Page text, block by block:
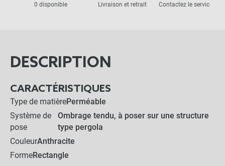
0 disponible Livraison et retrait Contactez le service
DESCRIPTION
CARACTÉRISTIQUES
Type de matièrePerméable
Système de
pose
Ombrage tendu, à poser sur une structure
type pergola
CouleurAnthracite
FormeRectangle